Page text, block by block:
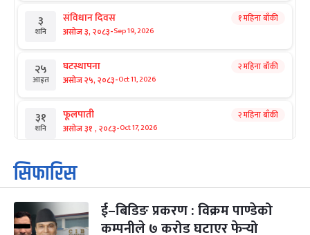
३
शनि
संविधान दिवस
असोज ३, २०८३-Sep 19, 2026
१ महिना बाँकी
२५
आइत
घटस्थापना
असोज २५, २०८३-Oct 11, 2026
२ महिना बाँकी
३१
शनि
फूलपाती
असोज ३१ , २०८३-Oct 17, 2026
२ महिना बाँकी
१
आइत
कार्तिक सङ्क्रान्ति
कार्तिक १, २०८३
३
मंगल
महानवमी
कार्तिक ३, २०८३-Oct 20, 2026
२ महिना बाँकी
सिफारिस
ई–बिडिङ प्रकरण : विक्रम पाण्डेको
कम्पनीले ७ करोड घटाएर फेर्‍यो